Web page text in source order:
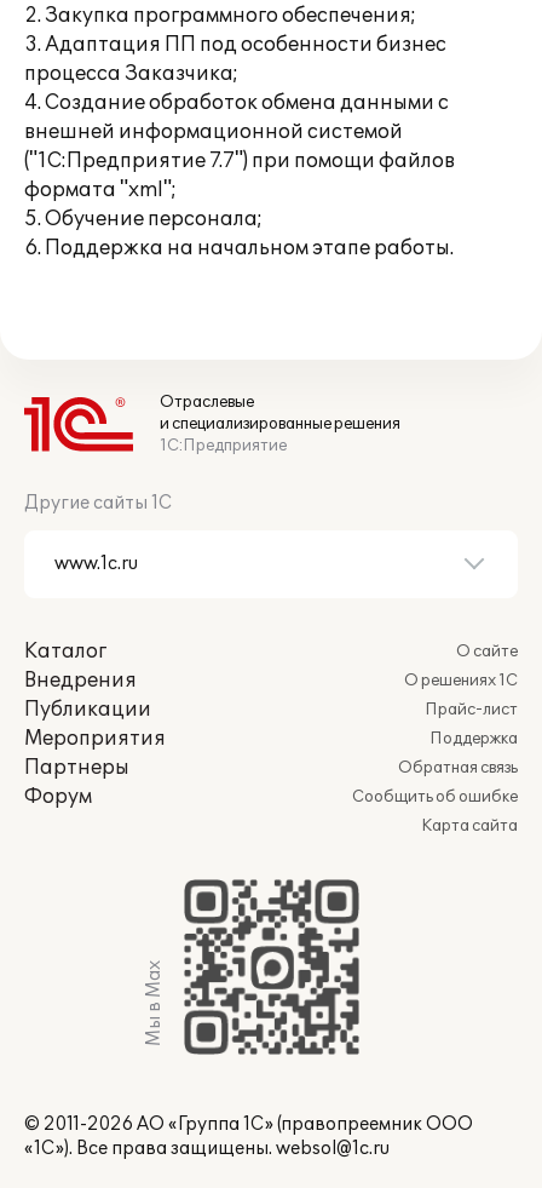
2. Закупка программного обеспечения;
3. Адаптация ПП под особенности бизнес
процесса Заказчика;
4. Создание обработок обмена данными с
внешней информационной системой
("1С:Предприятие 7.7") при помощи файлов
формата "xml";
5. Обучение персонала;
6. Поддержка на начальном этапе работы.
Отраслевые
и специализированные решения
1С:Предприятие
Другие сайты 1С
Каталог
Внедрения
Публикации
Мероприятия
Партнеры
Форум
О сайте
О решениях 1С
Прайс-лист
Поддержка
Обратная связь
Сообщить об ошибке
Карта сайта
Мы в Max
© 2011-2026 АО «Группа 1С» (правопреемник ООО
«1С»). Все права защищены. websol@1c.ru